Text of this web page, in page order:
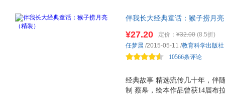
伴我长大经典童话：猴子捞月
经典故事 精选流传几十年，伴
制 蔡皋，绘本作品曾获14届布
¥27.20 定价： ¥32.00 (8.5折)
10566条评论
任梦晨 /2015-05-11 /教育科学出版社